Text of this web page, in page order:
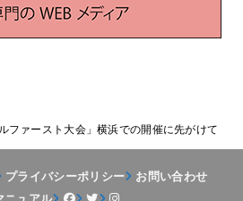
ファースト大会」横浜での開催に先がけて
プライバシーポリシー
お問い合わせ